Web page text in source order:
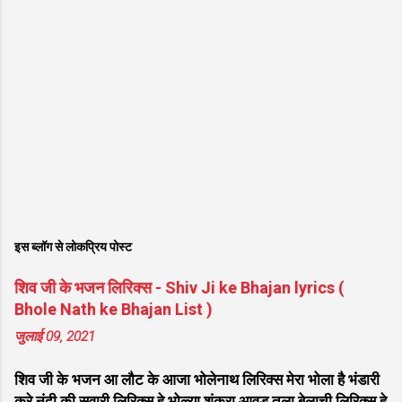
इस ब्लॉग से लोकप्रिय पोस्ट
शिव जी के भजन लिरिक्स - Shiv Ji ke Bhajan lyrics (
Bhole Nath ke Bhajan List )
जुलाई 09, 2021
शिव जी के भजन आ लौट के आजा भोलेनाथ लिरिक्स मेरा भोला है भंडारी